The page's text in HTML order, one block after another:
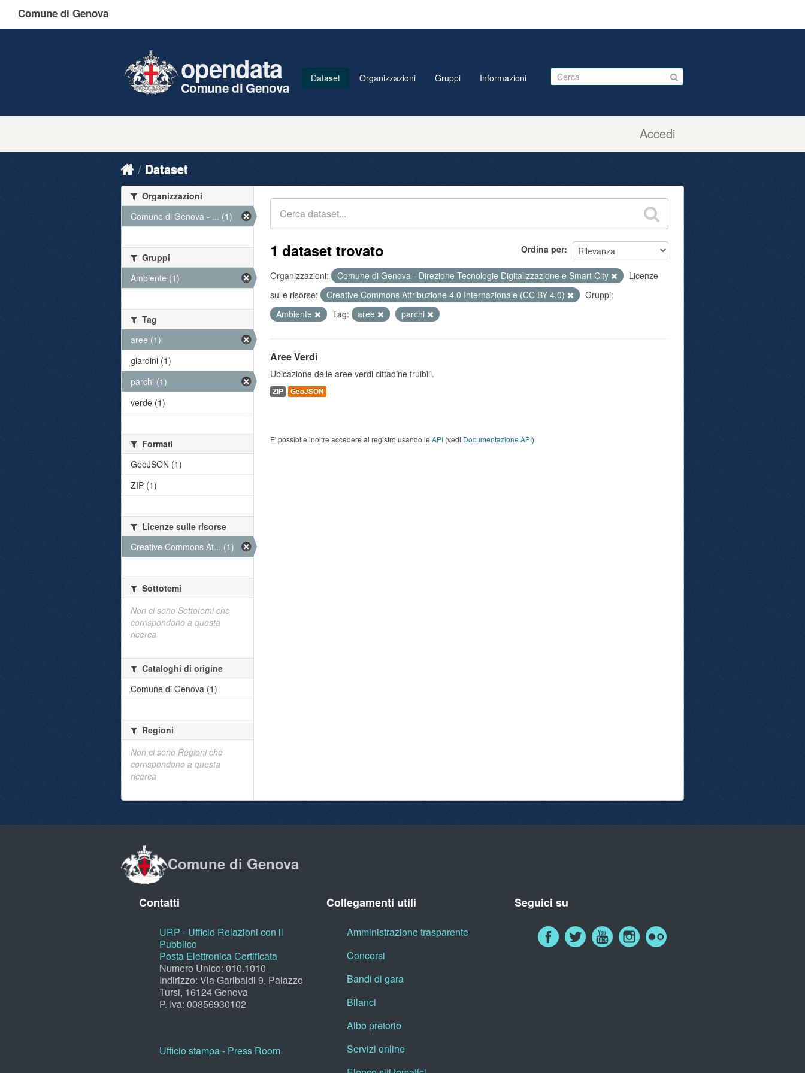
Comune di Genova
Accedi
opendata
Comune di Genova
Dataset Organizzazioni Gruppi Informazioni
Dataset
Ordina per
1 dataset trovato
Organizzazioni: Comune di Genova - Direzione Tecnologie Digitalizzazione e Smart City
Licenze
sulle risorse:
Creative Commons Attribuzione 4.0 Internazionale (CC BY 4.0)
Gruppi:
Ambiente
Tag: aree parchi
Aree Verdi
Ubicazione delle aree verdi cittadine fruibili.
ZIP GeoJSON
E' possibile inoltre accedere al registro usando le API (vedi Documentazione API).
Organizzazioni
Comune di Genova - ... (1)
Gruppi
Ambiente (1)
Tag
aree (1)
giardini (1)
parchi (1)
verde (1)
Formati
GeoJSON (1)
ZIP (1)
Licenze sulle risorse
Creative Commons At... (1)
Sottotemi
Non ci sono Sottotemi che
corrispondono a questa
ricerca
Cataloghi di origine
Comune di Genova (1)
Regioni
Non ci sono Regioni che
corrispondono a questa
ricerca
Comune di Genova
Contatti
URP - Ufficio Relazioni con il
Pubblico
Posta Elettronica Certificata
Numero Unico: 010.1010
Indirizzo: Via Garibaldi 9, Palazzo
Tursi, 16124 Genova
P. Iva: 00856930102
Ufficio stampa - Press Room
Collegamenti utili
Amministrazione trasparente
Concorsi
Bandi di gara
Bilanci
Albo pretorio
Servizi online
Seguici su